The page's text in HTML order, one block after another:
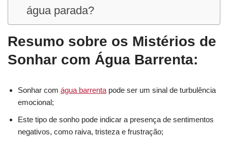
água parada?
Resumo sobre os Mistérios de
Sonhar com Água Barrenta:
Sonhar com água barrenta pode ser um sinal de turbulência
emocional;
Este tipo de sonho pode indicar a presença de sentimentos
negativos, como raiva, tristeza e frustração;